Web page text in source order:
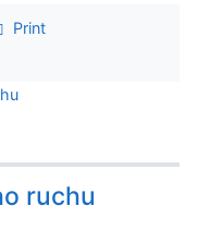
Print
ruchu